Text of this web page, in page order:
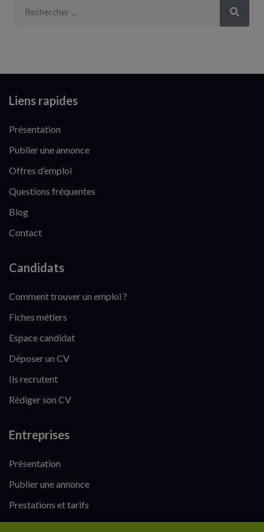
Liens rapides
Présentation
Publier une annonce
Offres d’emploi
Questions fréquentes
Blog
Contact
Candidats
Comment trouver un emploi ?
Fiches métiers
Espace candidat
Déposer un CV
Ils recrutent
Rédiger son CV
Entreprises
Présentation
Publier une annonce
Prestations et tarifs